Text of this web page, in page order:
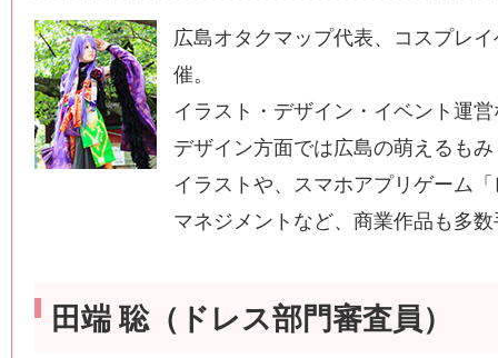
広島オタクマップ代表、コスプレ
催。
イラスト・デザイン・イベント運
デザイン方面では広島の萌えるも
イラストや、スマホアプリゲーム
マネジメントなど、商業作品も多
田端 聡（ドレス部門審査員）